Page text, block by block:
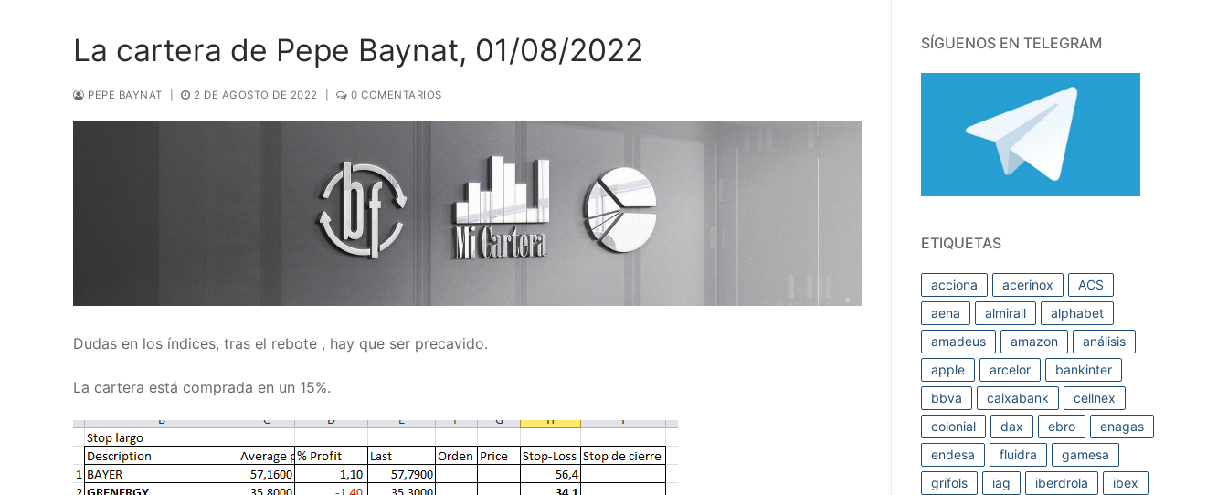
La cartera de Pepe Baynat, 01/08/2022
PEPE BAYNAT 2 DE AGOSTO DE 2022 0 COMENTARIOS
Dudas en los índices, tras el rebote , hay que ser precavido.
La cartera está comprada en un 15%.
SÍGUENOS EN TELEGRAM
ETIQUETAS
acciona acerinox
ACS
aena
almirall
alphabet
amadeus
amazon
análisis
apple
arcelor
bankinter
bbva
caixabank
cellnex
colonial
dax ebro
enagas
endesa
fluidra
gamesa
grifols
iag iberdrola
ibex